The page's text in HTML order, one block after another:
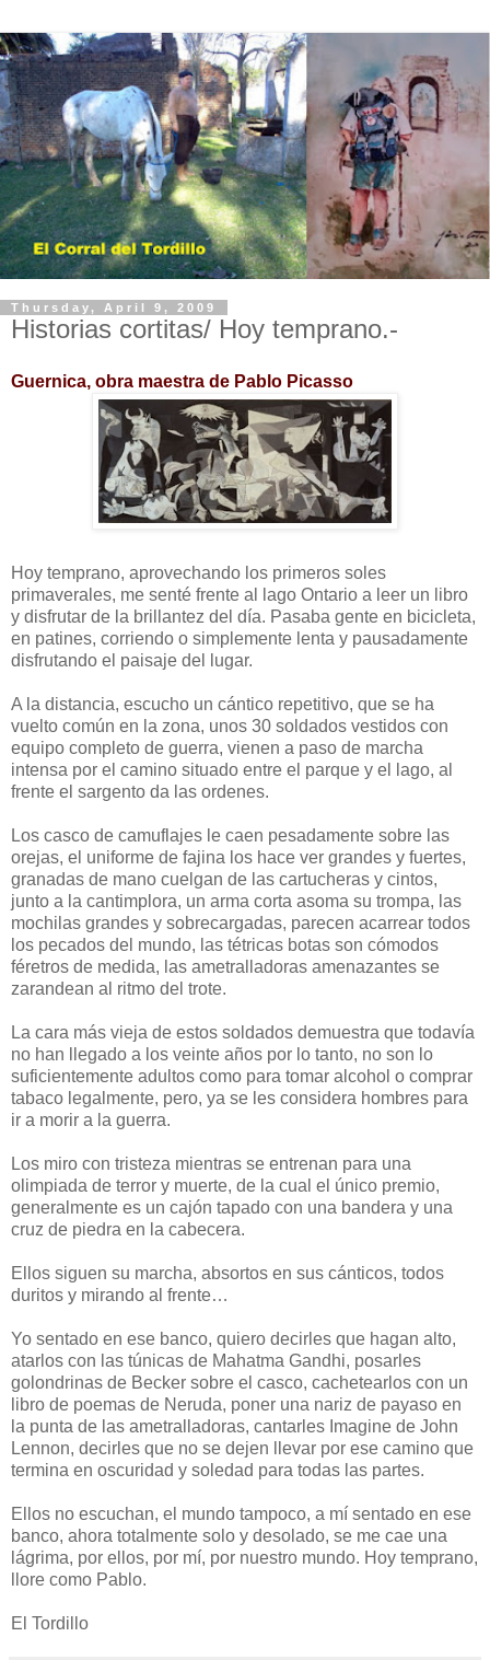
Thursday, April 9, 2009
Historias cortitas/ Hoy temprano.-
Guernica, obra maestra de Pablo Picasso
Hoy temprano, aprovechando los primeros soles
primaverales, me senté frente al lago Ontario a leer un libro
y disfrutar de la brillantez del día. Pasaba gente en bicicleta,
en patines, corriendo o simplemente lenta y pausadamente
disfrutando el paisaje del lugar.
A la distancia, escucho un cántico repetitivo, que se ha
vuelto común en la zona, unos 30 soldados vestidos con
equipo completo de guerra, vienen a paso de marcha
intensa por el camino situado entre el parque y el lago, al
frente el sargento da las ordenes.
Los casco de camuflajes le caen pesadamente sobre las
orejas, el uniforme de fajina los hace ver grandes y fuertes,
granadas de mano cuelgan de las cartucheras y cintos,
junto a la cantimplora, un arma corta asoma su trompa, las
mochilas grandes y sobrecargadas, parecen acarrear todos
los pecados del mundo, las tétricas botas son cómodos
féretros de medida, las ametralladoras amenazantes se
zarandean al ritmo del trote.
La cara más vieja de estos soldados demuestra que todavía
no han llegado a los veinte años por lo tanto, no son lo
suficientemente adultos como para tomar alcohol o comprar
tabaco legalmente, pero, ya se les considera hombres para
ir a morir a la guerra.
Los miro con tristeza mientras se entrenan para una
olimpiada de terror y muerte, de la cual el único premio,
generalmente es un cajón tapado con una bandera y una
cruz de piedra en la cabecera.
Ellos siguen su marcha, absortos en sus cánticos, todos
duritos y mirando al frente…
Yo sentado en ese banco, quiero decirles que hagan alto,
atarlos con las túnicas de Mahatma Gandhi, posarles
golondrinas de Becker sobre el casco, cachetearlos con un
libro de poemas de Neruda, poner una nariz de payaso en
la punta de las ametralladoras, cantarles Imagine de John
Lennon, decirles que no se dejen llevar por ese camino que
termina en oscuridad y soledad para todas las partes.
Ellos no escuchan, el mundo tampoco, a mí sentado en ese
banco, ahora totalmente solo y desolado, se me cae una
lágrima, por ellos, por mí, por nuestro mundo. Hoy temprano,
llore como Pablo.
El Tordillo